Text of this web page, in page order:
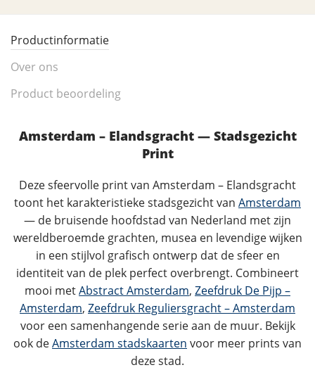
Productinformatie
Over ons
Product beoordeling
Amsterdam – Elandsgracht — Stadsgezicht
Print
Deze sfeervolle print van Amsterdam – Elandsgracht
toont het karakteristieke stadsgezicht van Amsterdam
— de bruisende hoofdstad van Nederland met zijn
wereldberoemde grachten, musea en levendige wijken
in een stijlvol grafisch ontwerp dat de sfeer en
identiteit van de plek perfect overbrengt. Combineert
mooi metAbstract Amsterdam, Zeefdruk De Pijp –
Amsterdam, Zeefdruk Reguliersgracht – Amsterdam
voor een samenhangende serie aan de muur. Bekijk
ook deAmsterdam stadskaarten voor meer prints van
deze stad.